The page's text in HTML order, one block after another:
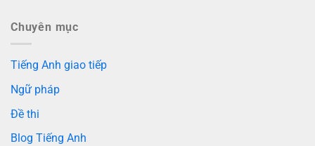
Chuyên mục
Tiếng Anh giao tiếp
Ngữ pháp
Đề thi
Blog Tiếng Anh